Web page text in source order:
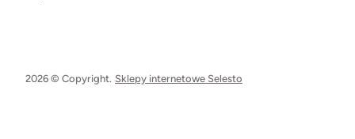
2026 © Copyright. Sklepy internetowe Selesto